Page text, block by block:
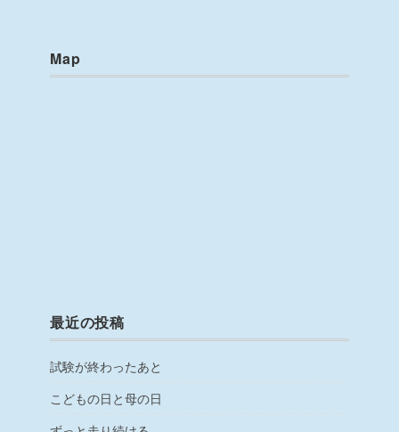
Map
最近の投稿
試験が終わったあと
こどもの日と母の日